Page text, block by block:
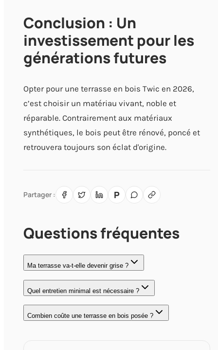
Conclusion : Un
investissement pour les
générations futures
Opter pour une terrasse en bois Twic en 2026,
c’est choisir un matériau vivant, noble et
réparable. Contrairement aux matériaux
synthétiques, le bois peut être rénové, poncé et
retrouvera toujours son éclat d'origine.
Partager : P
Questions fréquentes
Ma terrasse va-t-elle devenir grise ?
Quel entretien minimal est nécessaire ?
Combien coûte une terrasse en bois posée ?